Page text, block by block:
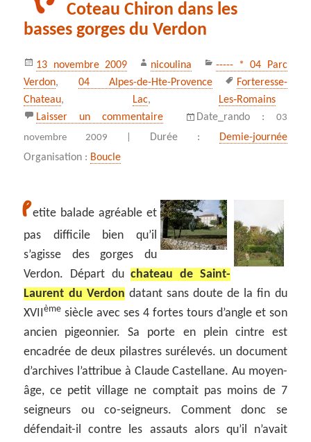
Coteau Chiron dans les
basses gorges du Verdon
Publié
le
13 novembre 2009 Auteur
nicoulina Catégories
----- * 04 Parc
Verdon, 04 Alpes-de-Hte-Provence
Mots-
clés
Forteresse-
Chateau, Lac, Les‑Romains
Laisser un commentairesur Coteau Chiron dans les
Date_rando : 03
novembre 2009 |
Durée : Demie-journée
Organisation : Boucle
Petite balade agréable et
pas difficile bien qu’il
s’agisse des gorges du
Verdon. Départ duchateau de Saint-
Laurent du Verdon datant sans doute de la fin du
XVIIème siècle avec ses 4 fortes tours d’angle et son
ancien pigeonnier. Sa porte en plein cintre est
encadrée de deux pilastres surélevés. un document
d’archives l’attribue à Claude Castellane. Au moyen-
âge, ce petit village ne comptait pas moins de 7
seigneurs ou co-seigneurs. Comment donc se
défendait-il contre les assauts alors qu’il n’avait